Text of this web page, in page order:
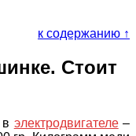
к содержанию ↑
Стоит
электродвигателе–